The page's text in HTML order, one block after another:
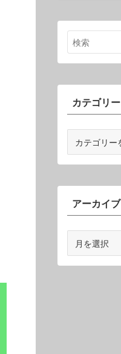
カテゴリー
ゴ
ー
アーカイブ
カ